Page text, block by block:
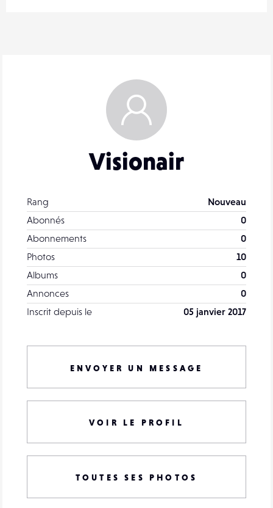
Visionair
Rang
Nouveau
Abonnés
0
Abonnements
0
Photos
10
Albums
0
Annonces
0
Inscrit depuis le
05 janvier 2017
ENVOYER UN MESSAGE
VOIR LE PROFIL
TOUTES SES PHOTOS